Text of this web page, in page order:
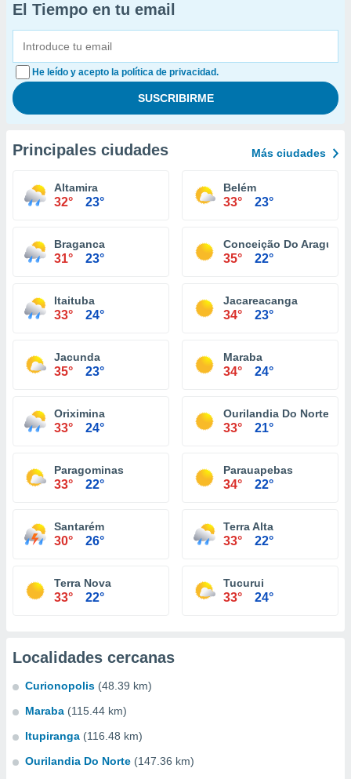
El Tiempo en tu email
He leído y acepto la política de privacidad.
Principales ciudades Más ciudades
Altamira
32° 23°
Belém
33° 23°
Braganca
31° 23°
Conceição Do Araguaia
35° 22°
Itaituba
33° 24°
Jacareacanga
34° 23°
Jacunda
35° 23°
Maraba
34° 24°
Oriximina
33° 24°
Ourilandia Do Norte
33° 21°
Paragominas
33° 22°
Parauapebas
34° 22°
Santarém
30° 26°
Terra Alta
33° 22°
Terra Nova
33° 22°
Tucurui
33° 24°
Localidades cercanas
Curionopolis (48.39 km)
Maraba (115.44 km)
Itupiranga (116.48 km)
Ourilandia Do Norte (147.36 km)